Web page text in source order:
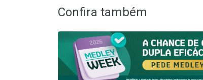
Confira também